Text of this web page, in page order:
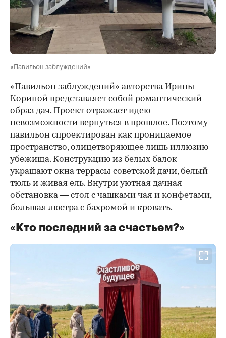
«Павильон заблуждений»
«Павильон заблуждений» авторства Ирины
Кориной представляет собой романтический
образ дач. Проект отражает идею
невозможности вернуться в прошлое. Поэтому
павильон спроектирован как проницаемое
пространство, олицетворяющее лишь иллюзию
убежища. Конструкцию из белых балок
украшают окна террасы советской дачи, белый
тюль и живая ель. Внутри уютная дачная
обстановка — стол с чашками чая и конфетами,
большая люстра с бахромой и кровать.
«Кто последний за счастьем?»